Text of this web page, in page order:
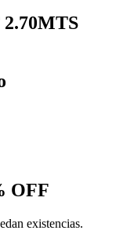
OFF
existencias.